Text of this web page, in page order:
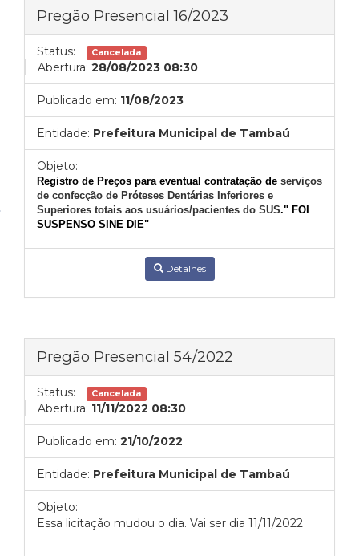
Pregão Presencial 16/2023
Status: Cancelada
Abertura: 28/08/2023 08:30
Publicado em: 11/08/2023
Entidade: Prefeitura Municipal de Tambaú
Objeto:
Registro de Preços para eventual contratação de serviços
de confecção de Próteses Dentárias Inferiores e
Superiores totais aos usuários/pacientes do SUS." FOI
SUSPENSO SINE DIE"
Detalhes
Pregão Presencial 54/2022
Status: Cancelada
Abertura: 11/11/2022 08:30
Publicado em: 21/10/2022
Entidade: Prefeitura Municipal de Tambaú
Objeto:
Essa licitação mudou o dia. Vai ser dia 11/11/2022